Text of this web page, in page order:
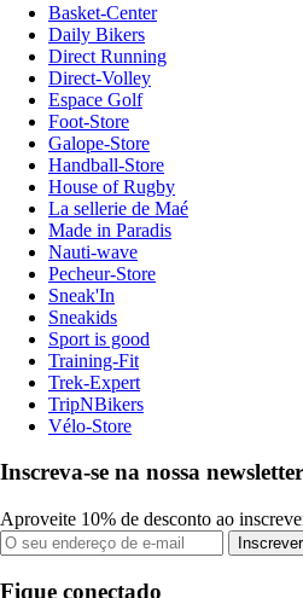
Basket-Center
Daily Bikers
Direct Running
Direct-Volley
Espace Golf
Foot-Store
Galope-Store
Handball-Store
House of Rugby
La sellerie de Maé
Made in Paradis
Nauti-wave
Pecheur-Store
Sneak'In
Sneakids
Sport is good
Training-Fit
Trek-Expert
TripNBikers
Vélo-Store
Inscreva-se na nossa newsletter
Aproveite 10% de desconto ao
Fique conectado